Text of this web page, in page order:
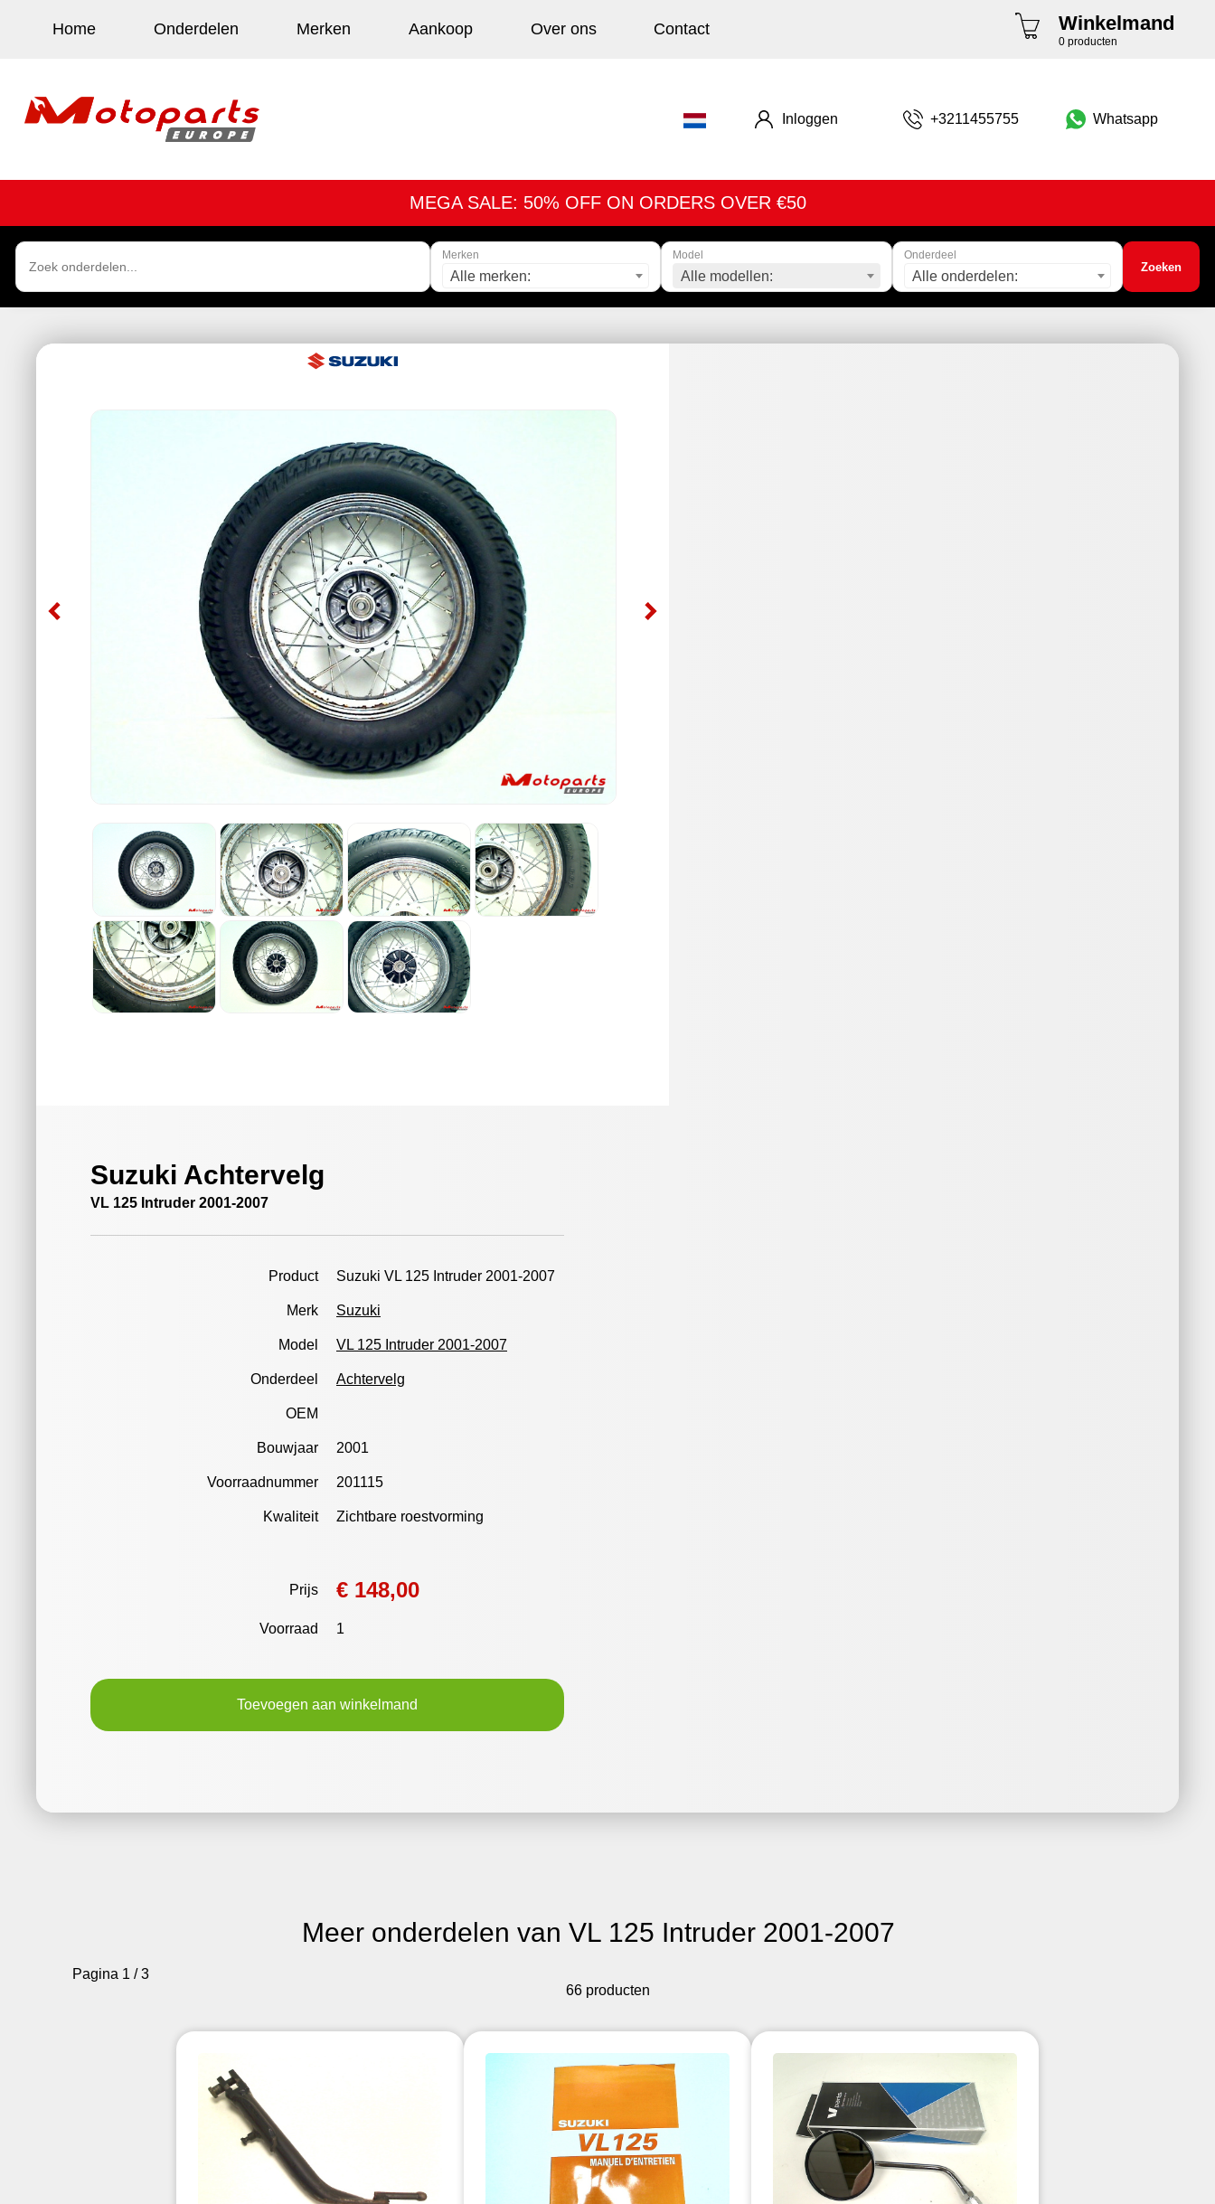
Winkelmand
0 producten
Home Onderdelen Merken Aankoop Over ons Contact
Whatsapp
+3211455755
Inloggen
MEGA SALE: 50% OFF ON ORDERS OVER €50
Merken
Alle merken:
Model
Alle modellen:
Onderdeel
Alle onderdelen:
Zoeken
Suzuki Achtervelg
VL 125 Intruder 2001-2007
Product Suzuki VL 125 Intruder 2001-2007
Merk Suzuki
Model VL 125 Intruder 2001-2007
Onderdeel Achtervelg
OEM
Bouwjaar 2001
Voorraadnummer 201115
Kwaliteit Zichtbare roestvorming
Prijs € 148,00
Voorraad 1
Toevoegen aan winkelmand
Meer onderdelen van VL 125 Intruder 2001-2007
Pagina 1 / 3
66 producten